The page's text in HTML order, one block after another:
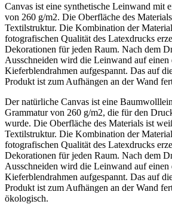
Canvas ist eine synthetische Leinwand mit
von 260 g/m2. Die Oberfläche des
Textilstruktur. Die Kombination der
fotografischen Qualität des Latexdrucks
Dekorationen für jeden Raum. Nach dem
Ausschneiden wird die Leinwand auf einen
Kieferblendrahmen aufgespannt. Das auf
Produkt ist zum Aufhängen an der Wand
Der natürliche Canvas ist eine
Grammatur von 260 g/m2, die für den
wurde. Die Oberfläche des Materials ist
Textilstruktur. Die Kombination der
fotografischen Qualität des Latexdrucks
Dekorationen für jeden Raum. Nach dem
Ausschneiden wird die Leinwand auf einen
Kieferblendrahmen aufgespannt. Das auf
Produkt ist zum Aufhängen an der Wand
ökologisch.